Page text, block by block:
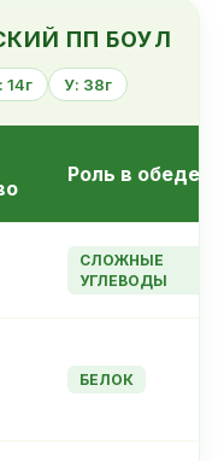
ПП БОУЛ
У: 38г
Роль в обеде
СЛОЖНЫЕ
УГЛЕВОДЫ
БЕЛОК